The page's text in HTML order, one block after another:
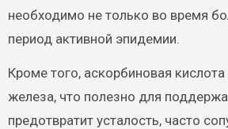
необходимо не только во время
период активной эпидемии.
Кроме того, аскорбиновая
железа, что полезно для
предотвратит усталость, часто